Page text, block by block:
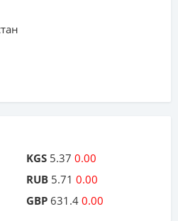
KGS 5.37 0.00
RUB 5.71 0.00
GBP 631.4 0.00